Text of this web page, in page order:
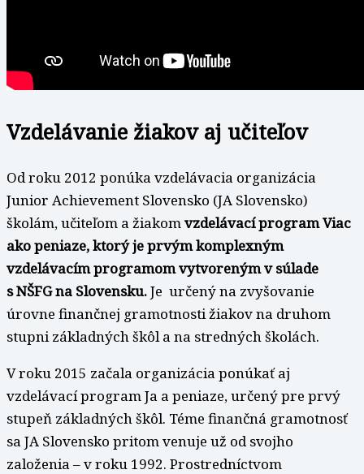
Vzdelávanie žiakov aj učiteľov
Od roku 2012 ponúka vzdelávacia organizácia
Junior Achievement Slovensko (JA Slovensko)
školám, učiteľom a žiakomvzdelávací program Viac
ako peniaze, ktorý je prvým komplexným
vzdelávacím programom vytvoreným v súlade
s NŠFG na Slovensku.Je určený na zvyšovanie
úrovne finančnej gramotnosti žiakov na druhom
stupni základných škôl a na stredných školách.
V roku 2015 začala organizácia ponúkať aj
vzdelávací program Ja a peniaze, určený pre prvý
stupeň základných škôl. Téme finančná gramotnosť
sa JA Slovensko pritom venuje už od svojho
založenia – v roku 1992. Prostredníctvom